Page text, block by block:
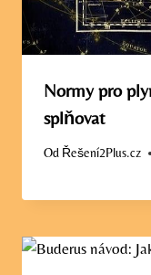
Normy pro
splňovat
Od Řešení2Plus.cz